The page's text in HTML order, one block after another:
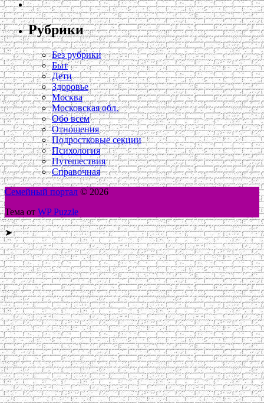
Рубрики
Без рубрики
Быт
Дети
Здоровье
Москва
Московская обл.
Обо всем
Отношения
Подростковые секции
Психология
Путешествия
Справочная
Семейный портал © 2026
Тема от WP Puzzle
➤